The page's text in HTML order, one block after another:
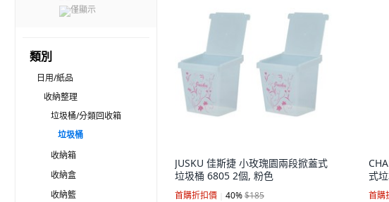
僅顯示
類別
日用/紙品
收納整理
垃圾桶/分類回收箱
垃圾桶
收納箱
收納盒
收納籃
JUSKU 佳斯捷 小玫瑰園兩段掀蓋式
垃圾桶 6805 2個, 粉色
首購折扣價 40%$185
式
首購